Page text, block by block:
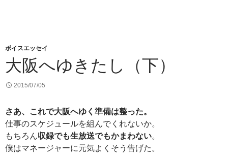
ボイスエッセイ
大阪へゆきたし（下）
2015/07/05
さあ、これで大阪へゆく準備は整った。
仕事のスケジュールを組んでくれないか。
もちろん収録でも生放送でもかまわない。
僕はマネージャーに元気よくそう告げた。